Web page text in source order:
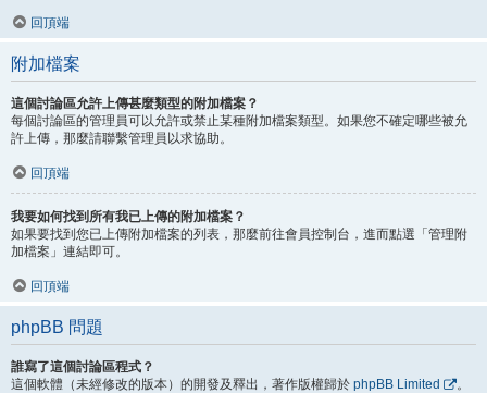
回頂端
附加檔案
這個討論區允許上傳甚麼類型的附加檔案？
每個討論區的管理員可以允許或禁止某種附加檔案類型。如果您不確定哪些被允
許上傳，那麼請聯繫管理員以求協助。
回頂端
我要如何找到所有我已上傳的附加檔案？
如果要找到您已上傳附加檔案的列表，那麼前往會員控制台，進而點選「管理附
加檔案」連結即可。
回頂端
phpBB 問題
誰寫了這個討論區程式？
這個軟體（未經修改的版本）的開發及釋出，著作版權歸於 phpBB Limited
。